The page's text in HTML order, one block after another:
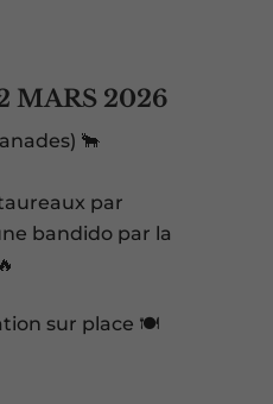
MARS 2026
🐂
par
bandido par la
sur place 🍽️